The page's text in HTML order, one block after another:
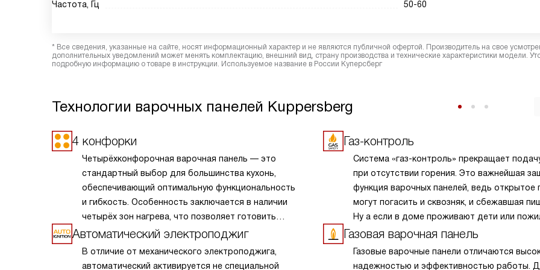
Частота, Гц
50-60
* Все сведения, указанные на сайте, носят информационный характер и не являются публичной офертой. Производитель на свое
дополнительных уведомлений может менять комплектацию, внешний вид, страну производства и технические характеристики модели.
подробную информацию о товаре в инструкции. Используемое название в России Куперсберг
Технологии варочных панелей Kuppersberg
4 конфорки
Четырёхконфорочная варочная панель — это
стандартный выбор для большинства кухонь,
обеспечивающий оптимальную функциональность
и гибкость. Особенность заключается в наличии
четырёх зон нагрева, что позволяет готовить
несколько блюд одновременно, экономя время
Автоматический электроподжиг
В отличие от механического электроподжига,
автоматический активируется не специальной
Газ-контроль
Система «газ-контроль» прекращает
при отсутствии горения. Это важнейшая
функция варочных панелей, ведь открытое
могут погасить и сквозняк, и сбежавшая
Ну а если в доме проживают дети или
члены семьи, которые могут не заметить
Газовая варочная панель
Газовые варочные панели отличаются
надежностью и эффективностью работы.